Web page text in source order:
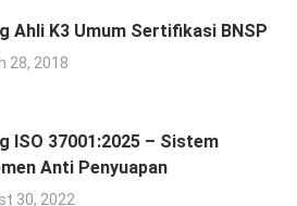
Ahli K3 Umum Sertifikasi BNSP
28, 2018
ISO 37001:2025 – Sistem
Anti Penyuapan
30, 2022